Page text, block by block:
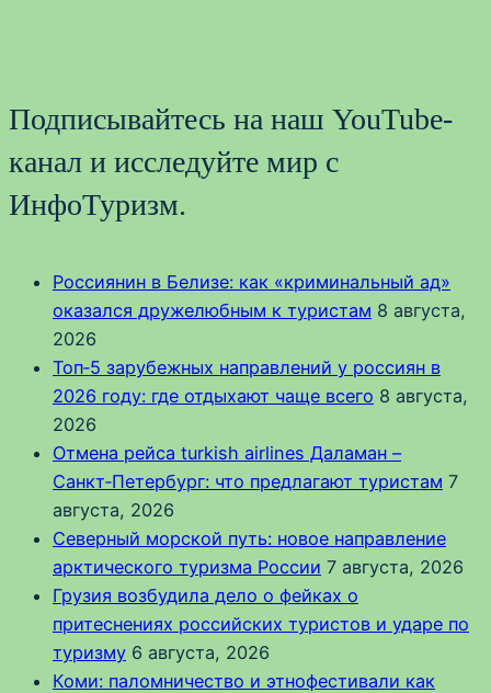
Подписывайтесь на наш YouTube-
канал и исследуйте мир с
ИнфоТуризм.
Россиянин в Белизе: как «криминальный ад»
оказался дружелюбным к туристам 8 августа,
2026
Топ‑5 зарубежных направлений у россиян в
2026 году: где отдыхают чаще всего 8 августа,
2026
Отмена рейса turkish airlines Даламан –
Санкт‑Петербург: что предлагают туристам 7
августа, 2026
Северный морской путь: новое направление
арктического туризма России 7 августа, 2026
Грузия возбудила дело о фейках о
притеснениях российских туристов и ударе по
туризму 6 августа, 2026
Коми: паломничество и этнофестивали как